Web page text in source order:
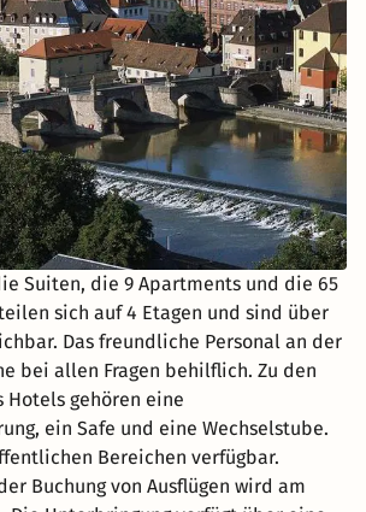
Suiten, die 9 Apartments und die 65
sich auf 4 Etagen und sind über
Das freundliche Personal an der
bei allen Fragen behilflich. Zu den
Hotels gehören eine
ein Safe und eine Wechselstube.
Bereichen verfügbar.
Buchung von Ausflügen wird am